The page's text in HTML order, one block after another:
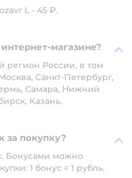
L - 45 ₽.
магазине?
регион России, в том
Санкт-Петербург,
Самара, Нижний
Казань.
за покупку?
Бонусами можно
1 бонус = 1 рубль.